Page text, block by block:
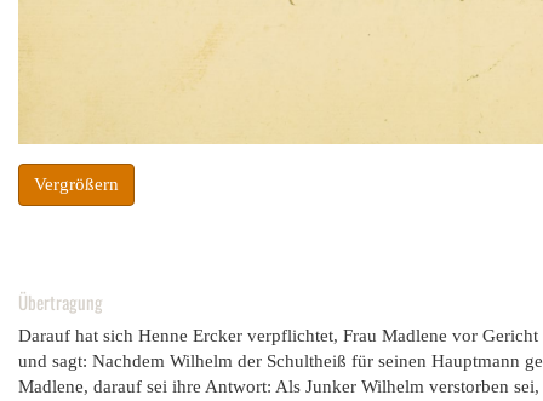
Vergrößern
Übertragung
Darauf hat sich Henne Ercker verpflichtet, Frau Madlene vor
und sagt: Nachdem Wilhelm der Schultheiß für seinen Hauptmann
Madlene, darauf sei ihre Antwort: Als Junker Wilhelm verstorben